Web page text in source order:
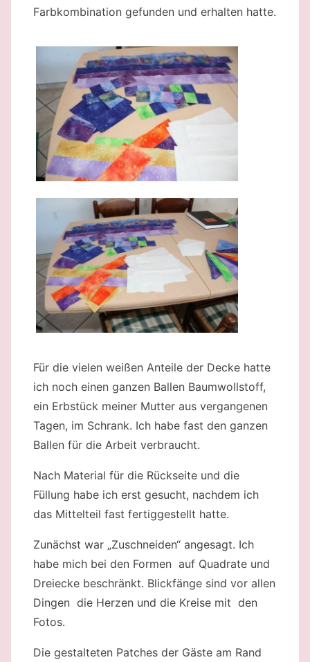
Farbkombination gefunden und erhalten hatte.
Für die vielen weißen Anteile der Decke hatte
ich noch einen ganzen Ballen Baumwollstoff,
ein Erbstück meiner Mutter aus vergangenen
Tagen, im Schrank. Ich habe fast den ganzen
Ballen für die Arbeit verbraucht.
Nach Material für die Rückseite und die
Füllung habe ich erst gesucht, nachdem ich
das Mittelteil fast fertiggestellt hatte.
Zunächst war „Zuschneiden“ angesagt. Ich
habe mich bei den Formen auf Quadrate und
Dreiecke beschränkt. Blickfänge sind vor allen
Dingen die Herzen und die Kreise mit den
Fotos.
Die gestalteten Patches der Gäste am Rand